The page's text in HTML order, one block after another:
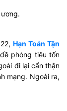
Hạn Toán Tận
phòng tiêu tốn
đi lại cẩn thận
mạng. Ngoài ra,